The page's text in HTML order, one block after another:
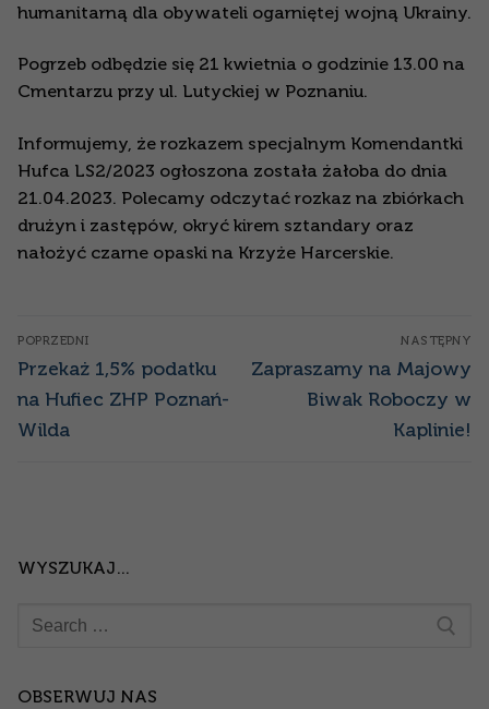
humanitarną dla obywateli ogarniętej wojną Ukrainy.
Pogrzeb odbędzie się 21 kwietnia o godzinie 13.00 na
Cmentarzu przy ul. Lutyckiej w Poznaniu.
Informujemy, że rozkazem specjalnym Komendantki
Hufca LS2/2023 ogłoszona została żałoba do dnia
21.04.2023. Polecamy odczytać rozkaz na zbiórkach
drużyn i zastępów, okryć kirem sztandary oraz
nałożyć czarne opaski na Krzyże Harcerskie.
Nawigacja
wpisu
POPRZEDNI
Poprzedni
wpis:
Przekaż 1,5% podatku
na Hufiec ZHP Poznań-
Wilda
NASTĘPNY
Następny
Zapraszamy na Majowy
Biwak Roboczy w
Kaplinie!
WYSZUKAJ…
Szukaj:
OBSERWUJ NAS